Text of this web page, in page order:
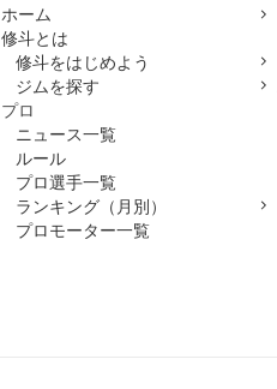
ホーム
修斗とは
修斗をはじめよう
ジムを探す
プロ
ニュース一覧
ルール
プロ選手一覧
ランキング（月別）
プロモーター一覧